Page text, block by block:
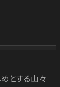
とする山々